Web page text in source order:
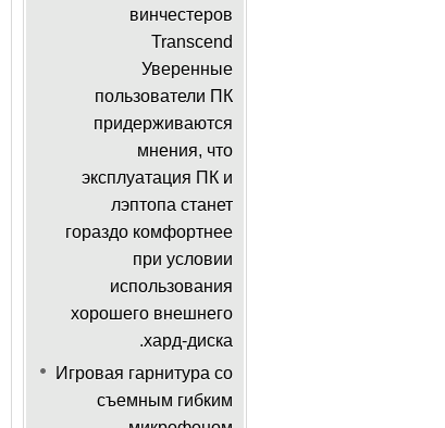
винчестеров
Transcend
Уверенные
пользователи ПК
придерживаются
мнения, что
эксплуатация ПК и
лэптопа станет
гораздо комфортнее
при условии
использования
хорошего внешнего
хард-диска.
Игровая гарнитура со
съемным гибким